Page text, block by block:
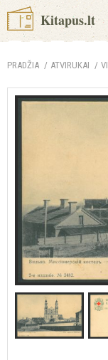
Kitapus.lt
PRADŽIA ATVIRUKAI